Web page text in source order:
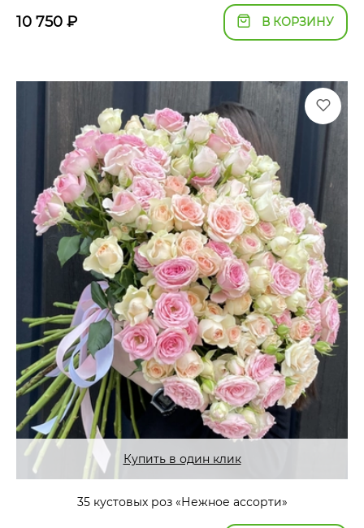
10 750 ₽ В КОРЗИНУ
Купить в один клик
35 кустовых роз «Нежное ассорти»